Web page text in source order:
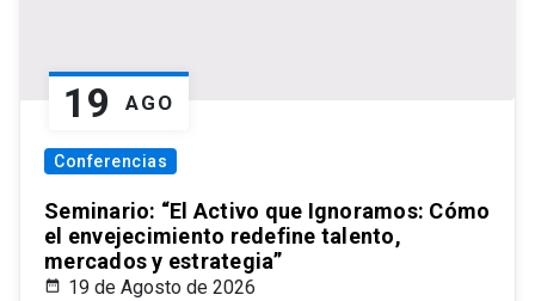
19 AGO
Conferencias
Seminario: “El Activo que Ignoramos: Cómo
el envejecimiento redefine talento,
mercados y estrategia”
19 de Agosto de 2026